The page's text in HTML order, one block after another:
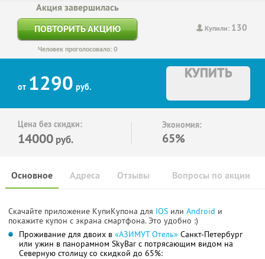
Купили: 130
Акция завершилась
ПОВТОРИТЬ АКЦИЮ
Человек проголосовало: 0
от 1290 руб.
КУПИТЬ
Цена без скидки:
14000 руб.
Экономия:
65%
Основное Отзывы Вопросы по акции
Адреса
Скачайте приложение КупиКупона для IOS или Android и
покажите купон с экрана смартфона. Это удобно :)
Проживание для двоих в «АЗИМУТ Отель» Санкт-Петербург
или ужин в панорамном SkyBаr с потрясающим видом на
Северную столицу со скидкой до 65%: